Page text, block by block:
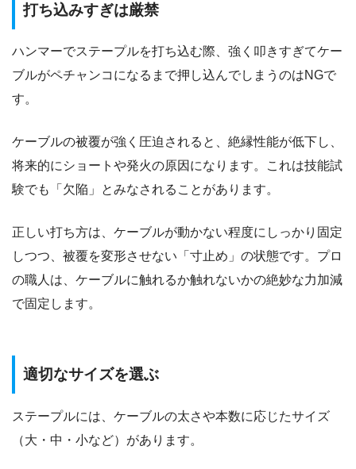
打ち込みすぎは厳禁
ハンマーでステープルを打ち込む際、強く叩きすぎてケー
ブルがペチャンコになるまで押し込んでしまうのはNGで
す。
ケーブルの被覆が強く圧迫されると、絶縁性能が低下し、
将来的にショートや発火の原因になります。これは技能試
験でも「欠陥」とみなされることがあります。
正しい打ち方は、ケーブルが動かない程度にしっかり固定
しつつ、被覆を変形させない「寸止め」の状態です。プロ
の職人は、ケーブルに触れるか触れないかの絶妙な力加減
で固定します。
適切なサイズを選ぶ
ステープルには、ケーブルの太さや本数に応じたサイズ
（大・中・小など）があります。